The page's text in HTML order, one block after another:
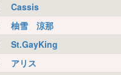
Cassis
柚雪 涼那
St.GayKing
アリス